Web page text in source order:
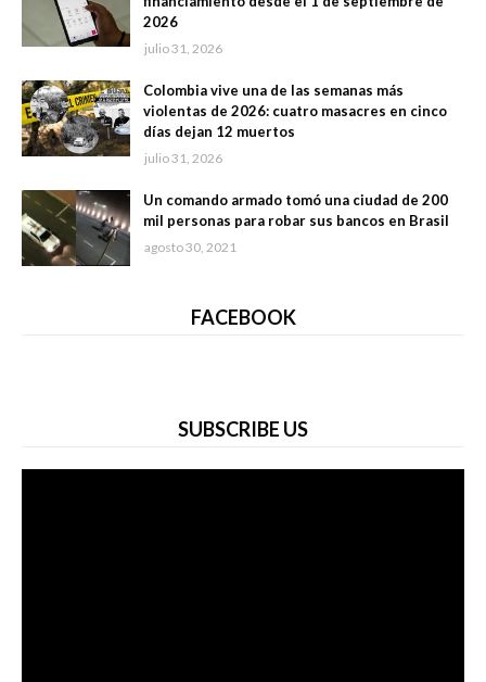
2026
julio 31, 2026
Colombia vive una de las semanas más
violentas de 2026: cuatro masacres en cinco
días dejan 12 muertos
julio 31, 2026
Un comando armado tomó una ciudad de 200
mil personas para robar sus bancos en Brasil
agosto 30, 2021
FACEBOOK
SUBSCRIBE US